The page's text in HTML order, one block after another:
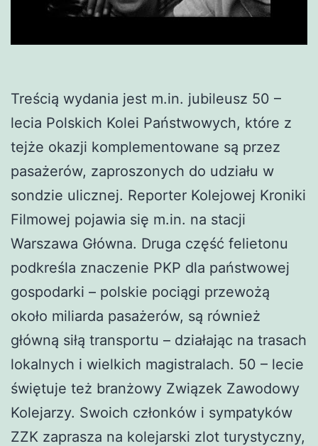
Treścią wydania jest m.in. jubileusz 50 –
lecia Polskich Kolei Państwowych, które z
tejże okazji komplementowane są przez
pasażerów, zaproszonych do udziału w
sondzie ulicznej. Reporter Kolejowej Kroniki
Filmowej pojawia się m.in. na stacji
Warszawa Główna. Druga część felietonu
podkreśla znaczenie PKP dla państwowej
gospodarki – polskie pociągi przewożą
około miliarda pasażerów, są również
główną siłą transportu – działając na trasach
lokalnych i wielkich magistralach. 50 – lecie
świętuje też branżowy Związek Zawodowy
Kolejarzy. Swoich członków i sympatyków
ZZK zaprasza na kolejarski zlot turystyczny,